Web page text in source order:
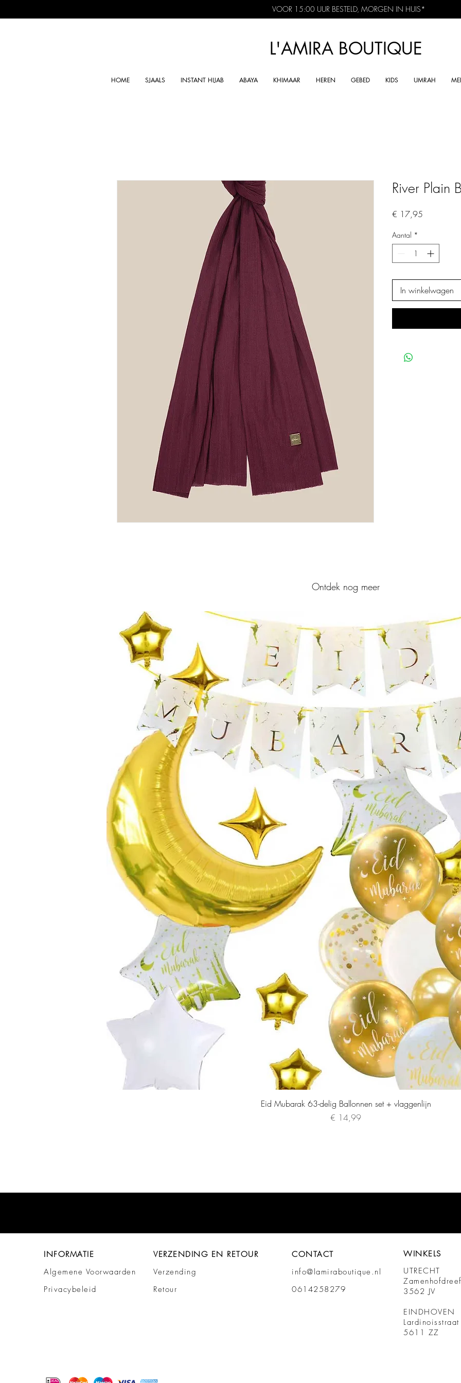
VOOR 15:00 UUR BESTELD, MORGEN IN HUIS*
L'AMIRA BOUTIQUE
HOME SJAALS INSTANT HIJAB ABAYA KHIMAAR HEREN GEBED KIDS UMRAH
River Plain
€ 17,95
Aantal *
In winkelwagen
Ontdek nog meer
Eid Mubarak 63-delig Ballonnen set + vlaggenlijn
Prijs
€ 14,99
INFORMATIE
Algemene Voorwaarden
Privacybeleid
VERZENDING EN RETOUR
Verzending
Retour
CONTACT
info@lamiraboutique.nl
0614258279
WINKELS
UTRECHT
3562 JV
EINDHOVEN
5611 ZZ